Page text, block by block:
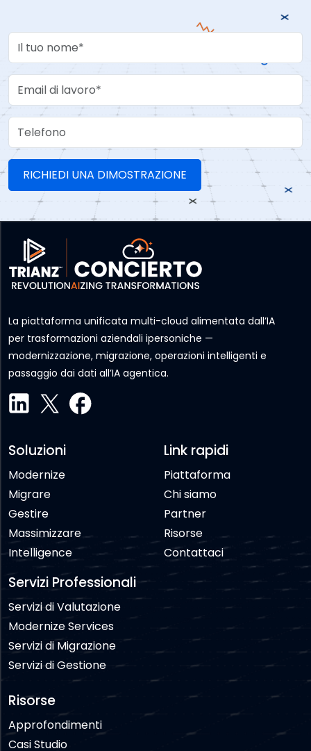
Your Name
Work Email
Telefono
La piattaforma unificata multi-cloud alimentata dall’IA
per trasformazioni aziendali ipersoniche —
modernizzazione, migrazione, operazioni intelligenti e
passaggio dai dati all’IA agentica.
Soluzioni
Modernize
Migrare
Gestire
Massimizzare
Intelligence
Servizi Professionali
Servizi di Valutazione
Modernize Services
Servizi di Migrazione
Servizi di Gestione
Link rapidi
Piattaforma
Chi siamo
Partner
Risorse
Contattaci
Risorse
Approfondimenti
Casi Studio